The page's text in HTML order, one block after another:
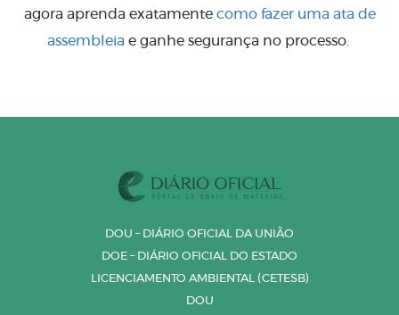
agora aprenda exatamente como fazer uma ata de
assembleia e ganhe segurança no processo.
DOU – DIÁRIO OFICIAL DA UNIÃO
DOE – DIÁRIO OFICIAL DO ESTADO
LICENCIAMENTO AMBIENTAL (CETESB)
DOU